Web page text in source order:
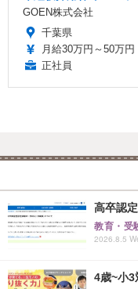
GOEN株式会社
千葉県
月給30万円～50万円
正社員
高卒認
教育・受
2026.8.5
4歳~小3